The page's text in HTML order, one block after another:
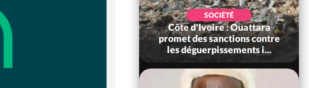
Côte d'Ivoire : Après le pari
réussi du 66e anniversaire,
SOCIÉTÉ
Côte d'Ivoire : Ouattara
promet des sanctions contre
les déguerpissements i...